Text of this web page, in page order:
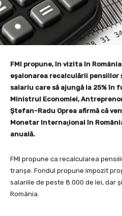
FMI propune, în vizita în
eșalonarea recalculării pensiilor
salariu care să ajungă la 25%
Ministrul Economiei,
Ştefan-Radu Oprea afirmă că
Monetar Internaţional în
anuală.
FMI propune ca recalcularea
tranșe. Fondul propune impozit
salariile de peste 8.000 de lei, dar
România.